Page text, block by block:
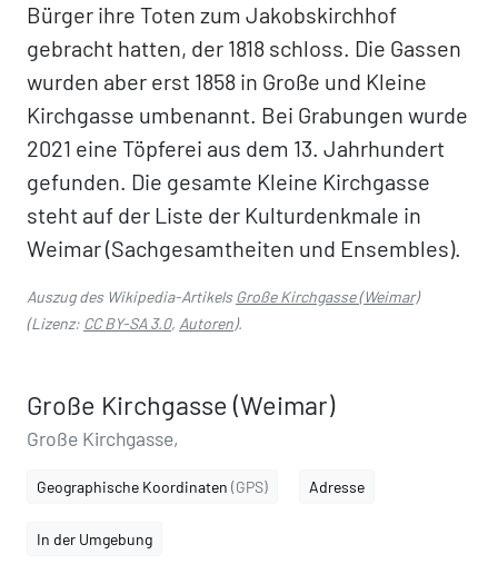
Bürger ihre Toten zum Jakobskirchhof
gebracht hatten, der 1818 schloss. Die Gassen
wurden aber erst 1858 in Große und Kleine
Kirchgasse umbenannt. Bei Grabungen wurde
2021 eine Töpferei aus dem 13. Jahrhundert
gefunden. Die gesamte Kleine Kirchgasse
steht auf der Liste der Kulturdenkmale in
Weimar (Sachgesamtheiten und Ensembles).
Auszug des Wikipedia-ArtikelsGroße Kirchgasse (Weimar)
(Lizenz: CC BY-SA 3.0, Autoren).
Große Kirchgasse (Weimar)
Große Kirchgasse,
Geographische Koordinaten (GPS) Adresse
In der Umgebung